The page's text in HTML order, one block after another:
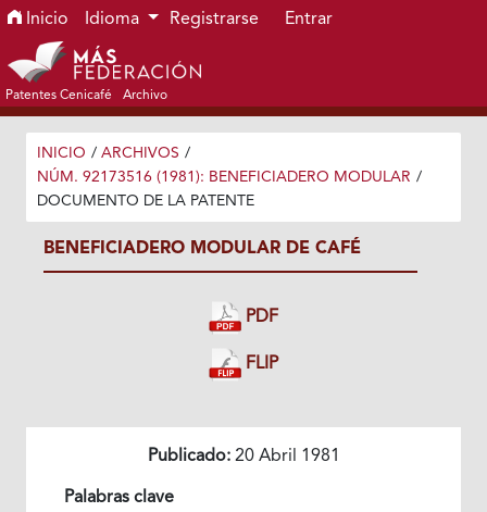
Ir al menú de navegación principal
Ir al contenido principal
Ir al pie de página del sitio
Inicio Idioma Registrarse Entrar
Patentes Cenicafé Archivo
INICIO / ARCHIVOS /
NÚM. 92173516 (1981): BENEFICIADERO MODULAR /
DOCUMENTO DE LA PATENTE
BENEFICIADERO MODULAR DE CAFÉ
PDF
FLIP
Publicado:20 Abril 1981
Palabras clave